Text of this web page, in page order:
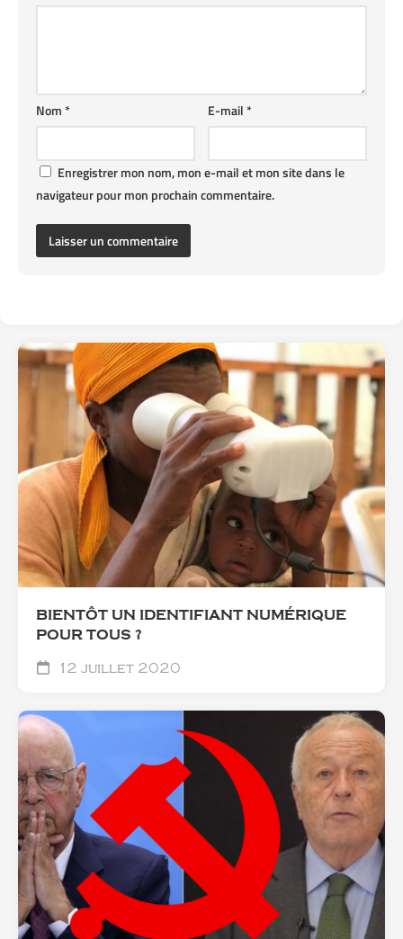
E-mail*
Nom*
Enregistrer mon nom, mon e-mail et mon site dans le
navigateur pour mon prochain commentaire.
BIENTÔT UN IDENTIFIANT NUMÉRIQUE
POUR TOUS ?
12 juillet 2020